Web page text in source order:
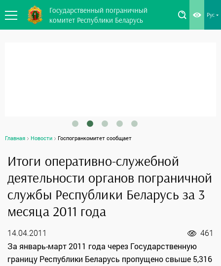
Государственный пограничный
комитет Республики Беларусь
Рус
Главная Новости Госпогранкомитет сообщает
Итоги оперативно-служебной
деятельности органов пограничной
службы Республики Беларусь за 3
месяца 2011 года
14.04.2011 461
За январь-март 2011 года через Государственную
границу Республики Беларусь пропущено свыше 5,316